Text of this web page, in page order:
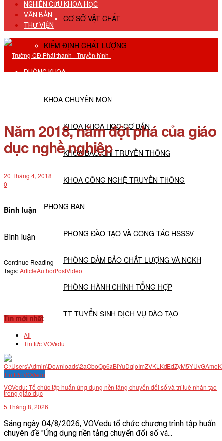
CƠ SỞ VẬT CHẤT
KIỂM ĐỊNH CHẤT LƯỢNG
PHÒNG KHOA
KHOA CHUYÊN MÔN
KHOA KHOA HỌC CƠ BẢN
KHOA BÁO CHÍ TRUYỀN THÔNG
KHOA CÔNG NGHỆ TRUYỀN THÔNG
PHÒNG BAN
PHÒNG ĐÀO TẠO VÀ CÔNG TÁC HSSSV
PHÒNG ĐẢM BẢO CHẤT LƯỢNG VÀ NCKH
PHÒNG HÀNH CHÍNH TỔNG HỢP
TT TUYỂN SINH DỊCH VỤ ĐÀO TẠO
NGHIÊN CỨU KHOA HỌC
VĂN BẢN
THƯ VIỆN
NGHIÊN CỨU KHOA HỌC
VĂN BẢN
THƯ VIỆN
Năm 2018, năm đột phá của giáo
dục nghề nghiệp
20 Tháng 4, 2018
0
Bình luận
Bình luận
Continue Reading
Tags:ArticleAuthorPostVideo
Tin mới nhất
All
Tin tức VOVedu
Tin tức VOVedu
VOVedu: Tổ chức tập huấn ứng dụng nền tảng chuyển đổi số và trí tuệ nhân tạo
trong giáo dục
5 Tháng 8, 2026
Sáng ngày 04/8/2026, VOVedu tổ chức chương trình tập huấn
chuyên đề "Ứng dụng nền tảng chuyển đổi số và...